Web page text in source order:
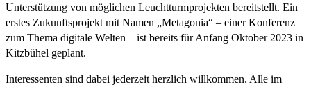
Unterstützung von möglichen Leuchtturmprojekten bereitstellt. Ein
erstes Zukunftsprojekt mit Namen „Metagonia“ – einer Konferenz
zum Thema digitale Welten – ist bereits für Anfang Oktober 2023 in
Kitzbühel geplant.
Interessenten sind dabei jederzeit herzlich willkommen. Alle im